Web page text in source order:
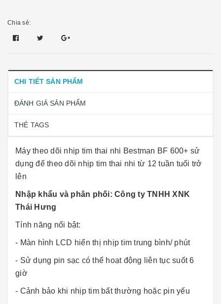
Chia sẻ:
CHI TIẾT SẢN PHẨM
ĐÁNH GIÁ SẢN PHẨM
THẺ TAGS
Máy theo dõi nhịp tim thai nhi Bestman BF 600+ sử
dụng để theo dõi nhịp tim thai nhi từ 12 tuần tuổi trở
lên
Nhập khẩu và phân phối: Công ty TNHH XNK
Thái Hưng
Tính năng nổi bật:
- Màn hình LCD hiển thị nhịp tim trung bình/ phút
- Sử dụng pin sạc có thể hoạt động liên tục suốt 6
giờ
- Cảnh bảo khi nhịp tim bất thường hoặc pin yếu